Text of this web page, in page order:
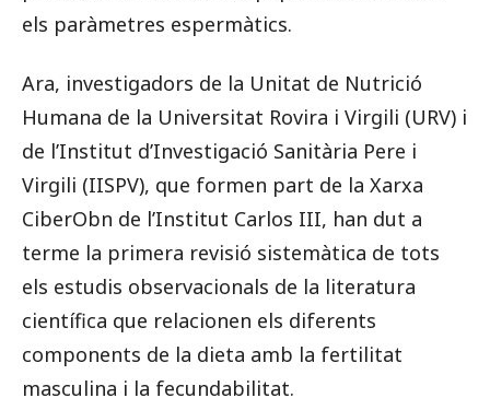
els paràmetres espermàtics.
Ara, investigadors de la Unitat de Nutrició
Humana de la Universitat Rovira i Virgili (URV) i
de l’Institut d’Investigació Sanitària Pere i
Virgili (IISPV), que formen part de la Xarxa
CiberObn de l’Institut Carlos III, han dut a
terme la primera revisió sistemàtica de tots
els estudis observacionals de la literatura
científica que relacionen els diferents
components de la dieta amb la fertilitat
masculina i la fecundabilitat.